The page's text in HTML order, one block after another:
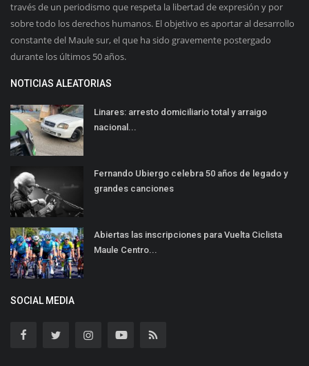
través de un periodismo que respeta la libertad de expresión y por
sobre todo los derechos humanos. El objetivo es aportar al desarrollo
constante del Maule sur, el que ha sido gravemente postergado
durante los últimos 50 años.
NOTICIAS ALEATORIAS
Linares: arresto domiciliario total y arraigo
nacional...
Fernando Ubiergo celebra 50 años de legado y
grandes canciones
Abiertas las inscripciones para Vuelta Ciclista
Maule Centro...
SOCIAL MEDIA